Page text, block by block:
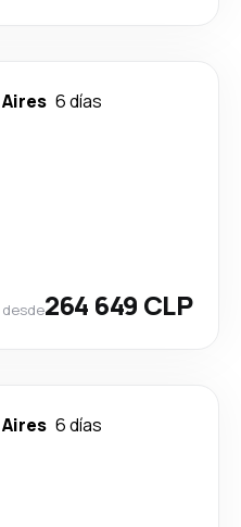
6 días
desde264 649 CLP
6 días